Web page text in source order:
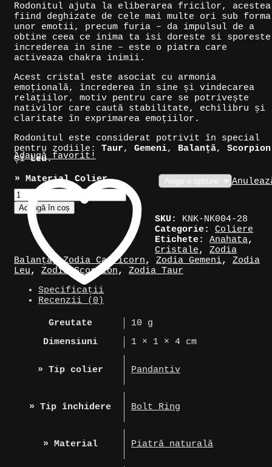
Rodonitul ajuta la eliberarea fricilor, acestea
fiind deghizate de cele mai multe ori sub forma
unor emotii, precum furia – da impulsul de a
obtine ceea ce inima ta isi doreste si sporeste
increderea in sine – este o piatra care
activeaza chakra inimii.
Acest cristal este asociat cu armonia
emoțională, încrederea în sine și vindecarea
relațiilor, motiv pentru care se potrivește
nativilor care caută stabilitate, echilibru și
claritate în exprimarea emoțiilor.
Rodonitul este considerat potrivit în special
pentru zodiile: Taur, Gemeni, Balanță, Scorpion
șiLeu.
» Material Colier
Cantitate
Colier
talisman
din
cristal:
Rodonit
Adaugă în coș
Adaugă favorit!
SKU: KNK-NK004-28
Categorie: Coliere
Etichete: Anahata,
Cristale, Zodia
Balanță,Zodia Capricorn, Zodia Gemeni, Zodia
Leu, Zodia Scorpion, Zodia Taur
Specificații
Recenzii (0)
Greutate
10 g
Dimensiuni
1 × 1 × 4 cm
» Tip colier Pandantiv
» Tip închidere Bolt Ring
» Material Piatră naturală